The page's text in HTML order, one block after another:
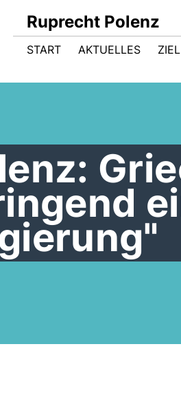
Ruprecht Polenz
START AKTUELLES